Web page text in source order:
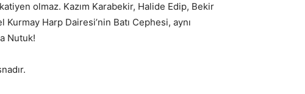
olmaz. Kazım Karabekir, Halide Edip, Bekir
Kurmay Harp Dairesi’nin Batı Cephesi, aynı
Nutuk!